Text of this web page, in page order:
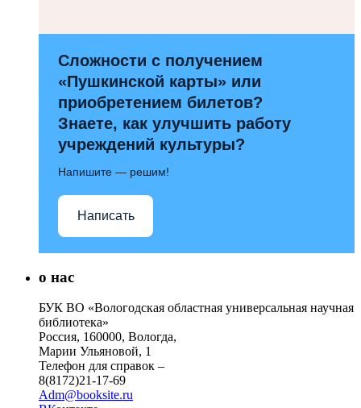
Сложности с получением
«Пушкинской карты» или
приобретением билетов?
Знаете, как улучшить работу
учреждений культуры?
Напишите — решим!
Написать
о нас
БУК ВО «Вологодская областная универсальная научная
библиотека»
Россия, 160000, Вологда,
Марии Ульяновой, 1
Телефон для справок –
8(8172)21-17-69
Adm@booksite.ru